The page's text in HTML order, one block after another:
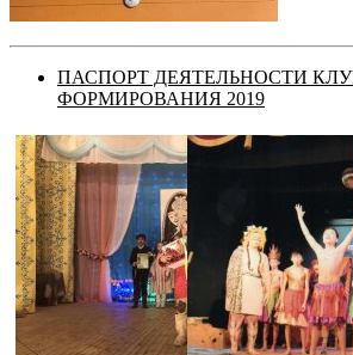
ПАСПОРТ ДЕЯТЕЛЬНОСТИ
ФОРМИРОВАНИЯ 2019